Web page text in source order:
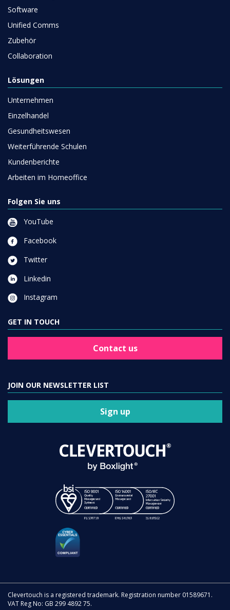
Software
Unified Comms
Zubehör
Collaboration
Lösungen
Unternehmen
Einzelhandel
Gesundheitswesen
Weiterführende Schulen
Kundenberichte
Arbeiten im Homeoffice
Folgen Sie uns
YouTube
Facebook
Twitter
Linkedin
Instagram
GET IN TOUCH
Contact us
JOIN OUR NEWSLETTER LIST
Sign up
Clevertouch is a registered trademark. Registration number 01589671.
VAT Reg No: GB 299 4892 75.